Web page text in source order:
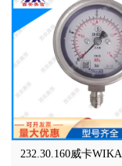
232.30.160威卡